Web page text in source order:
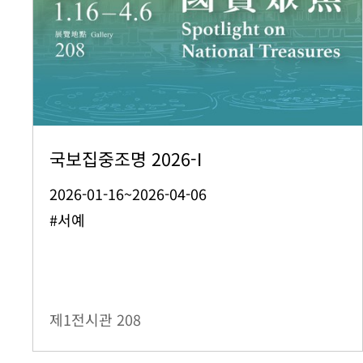
국보집중조명 2026-I
2026-01-16~2026-04-06
#서예
제1전시관 208